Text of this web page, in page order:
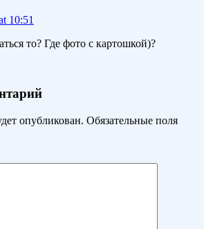
10:51
то? Где фото с картошкой)?
опубликован. Обязательные поля